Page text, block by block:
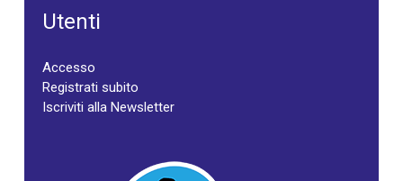
Utenti
Accesso
Registrati subito
Iscriviti alla Newsletter